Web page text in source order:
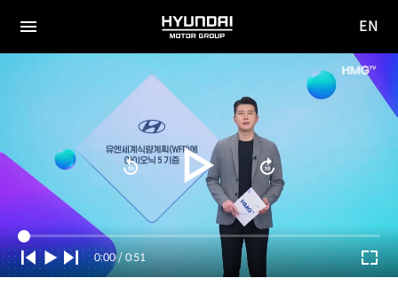
전체
HYUNDAI
MOTOR
사이
이동
EN
Current
Time
0:00 / Duration
0:51